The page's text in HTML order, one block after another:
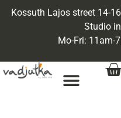
Kossuth Lajos street 14-
Studio
Mo-Fri: 11am-